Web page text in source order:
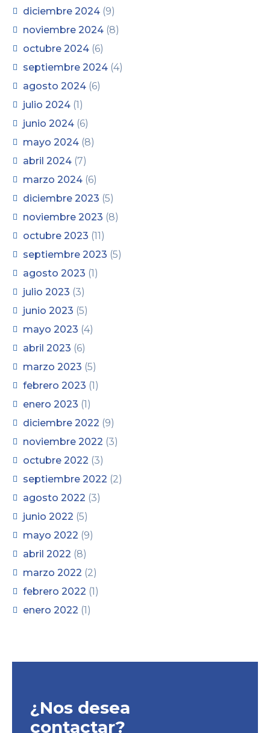
diciembre 2024 (9)
noviembre 2024 (8)
octubre 2024 (6)
septiembre 2024 (4)
agosto 2024 (6)
julio 2024 (1)
junio 2024 (6)
mayo 2024 (8)
abril 2024 (7)
marzo 2024 (6)
diciembre 2023 (5)
noviembre 2023 (8)
octubre 2023 (11)
septiembre 2023 (5)
agosto 2023 (1)
julio 2023 (3)
junio 2023 (5)
mayo 2023 (4)
abril 2023 (6)
marzo 2023 (5)
febrero 2023 (1)
enero 2023 (1)
diciembre 2022 (9)
noviembre 2022 (3)
octubre 2022 (3)
septiembre 2022 (2)
agosto 2022 (3)
junio 2022 (5)
mayo 2022 (9)
abril 2022 (8)
marzo 2022 (2)
febrero 2022 (1)
enero 2022 (1)
¿Nos desea
contactar?